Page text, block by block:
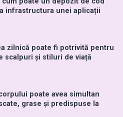
infrastructura unei aplicații
zilnică poate fi potrivită pentru
scalpuri și stiluri de viață
poate avea simultan
grase și predispuse la